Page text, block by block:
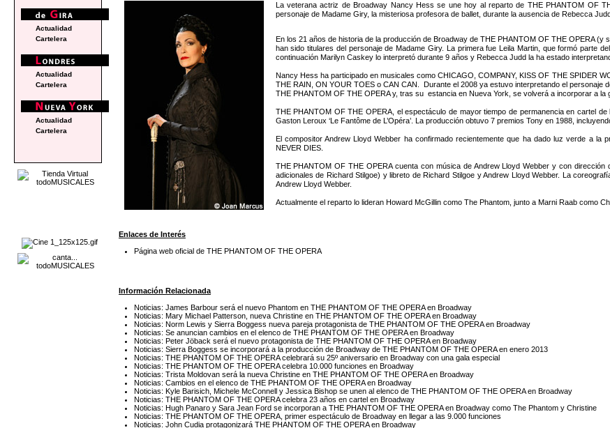
La veterana actriz de Broadway Nancy Hess se une hoy al reparto de THE PHANTOM OF
personaje de Madame Giry, la misteriosa profesora de ballet, durante la ausencia de Rebecca
En los 21 años de historia de la producción de Broadway de THE PHANTOM OF THE OPERA (y
han sido titulares del personaje de Madame Giry. La primera fue Leila Martin, que formó parte
continuación Marilyn Caskey lo interpretó durante 9 años y Rebecca Judd la ha estado
Nancy Hess ha participado en musicales como CHICAGO, COMPANY, KISS OF THE SPIDER
THE RAIN, ON YOUR TOES o CAN CAN. Durante el 2008 ya estuvo interpretando el personaje
THE PHANTOM OF THE OPERA y, tras su estancia en Nueva York, se volverá a incorporar a la
THE PHANTOM OF THE OPERA, el espectáculo de mayor tiempo de permanencia en cartel
Gaston Leroux ‘Le Fantôme de L’Opéra’. La producción obtuvo 7 premios Tony en 1988,
El compositor Andrew Lloyd Webber ha confirmado recientemente que ha dado luz verde a la
NEVER DIES.
THE PHANTOM OF THE OPERA cuenta con música de Andrew Lloyd Webber y con
adicionales de Richard Stilgoe) y libreto de Richard Stilgoe y Andrew Lloyd Webber. La
Andrew Lloyd Webber.
Actualmente el reparto lo lideran Howard McGillin como The Phantom, junto a Marni Raab como
Enlaces de Interés
Página web oficial de THE PHANTOM OF THE OPERA
Información Relacionada
Noticias: James Barbour será el nuevo Phantom en THE PHANTOM OF THE OPERA en Broadway
Noticias: Mary Michael Patterson, nueva Christine en THE PHANTOM OF THE OPERA en Broadway
Noticias: Norm Lewis y Sierra Boggess nueva pareja protagonista de THE PHANTOM OF THE OPERA en Broadway
Noticias: Se anuncian cambios en el elenco de THE PHANTOM OF THE OPERA en Broadway
Noticias: Peter Jöback será el nuevo protagonista de THE PHANTOM OF THE OPERA en Broadway
Noticias: Sierra Boggess se incorporará a la producción de Broadway de THE PHANTOM OF THE OPERA en enero 2013
Noticias: THE PHANTOM OF THE OPERA celebrará su 25º aniversario en Broadway con una gala especial
Noticias: THE PHANTOM OF THE OPERA celebra 10.000 funciones en Broadway
Noticias: Trista Moldovan será la nueva Christine en THE PHANTOM OF THE OPERA en Broadway
Noticias: Cambios en el elenco de THE PHANTOM OF THE OPERA en Broadway
Noticias: Kyle Barisich, Michele McConnell y Jessica Bishop se unen al elenco de THE PHANTOM OF THE OPERA en Broadway
Noticias: THE PHANTOM OF THE OPERA celebra 23 años en cartel en Broadway
Noticias: Hugh Panaro y Sara Jean Ford se incorporan a THE PHANTOM OF THE OPERA en Broadway como The Phantom y Christine
Noticias: THE PHANTOM OF THE OPERA, primer espectáculo de Broadway en llegar a las 9.000 funciones
Noticias: John Cudia protagonizará THE PHANTOM OF THE OPERA en Broadway
Actualidad
Cartelera
Actualidad
Cartelera
Actualidad
Cartelera